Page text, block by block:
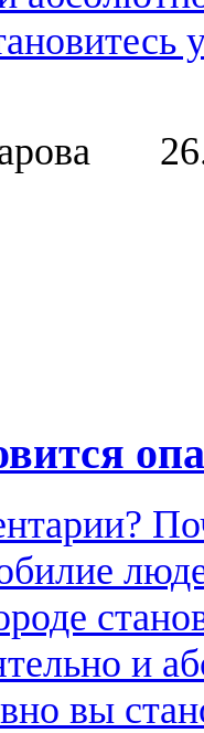
и
вы